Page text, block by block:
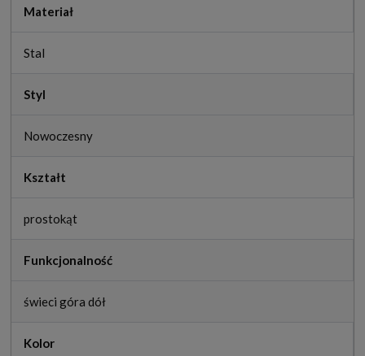
Materiał
Stal
Styl
Nowoczesny
Kształt
prostokąt
Funkcjonalność
świeci góra dół
Kolor